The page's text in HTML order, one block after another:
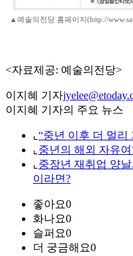
▲예술의전당 홈페이지(http://
<자료제공: 예술의전당>
이지혜 기자
이지혜 기자의 주요 뉴스
⌞ “중년 이후 더 멀리
⌞ 중년의 해외 자유
⌞ 중장년 재취업 양
이라면?
좋아요0
화나요0
슬퍼요0
더 궁금해요0